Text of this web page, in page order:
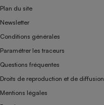
Plan du site
Newsletter
Conditions générales
Paramétrer les traceurs
Questions fréquentes
Droits de reproduction et de diffusion
Mentions légales